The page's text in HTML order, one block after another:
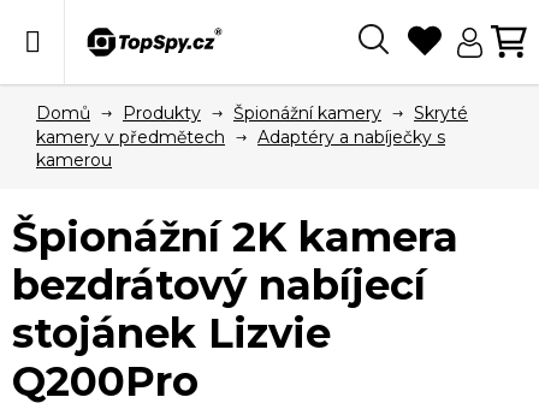
Domů Produkty Špionážní kamery
Skryté
kamery v předmětech
Adaptéry a nabíječky s
kamerou
Špionážní 2K kamera
bezdrátový nabíjecí
stojánek Lizvie
Q200Pro